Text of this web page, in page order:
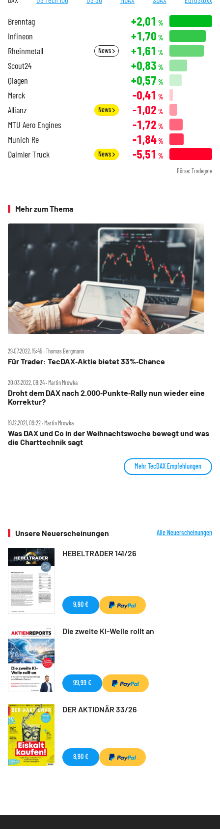
Brenntag +2,01 %
Infineon +1,70 %
Rheinmetall News +1,61 %
Scout24 +0,83 %
Qiagen +0,57 %
Merck -0,41 %
Allianz News -1,02 %
MTU Aero Engines -1,72 %
Munich Re -1,84%
Daimler Truck News -5,51 %
Börse: Tradegate
Mehr zum Thema
29.07.2022, 15:45 ‧ Thomas Bergmann
Für Trader: TecDAX‑Aktie bietet 33%‑Chance
20.03.2022, 09:24 ‧ Martin Mrowka
Droht dem DAX nach 2.000‑Punkte‑Rally nun wieder eine
Korrektur?
19.12.2021, 09:22 ‧ Martin Mrowka
Was DAX und Co in der Weihnachtswoche bewegt und was
die Charttechnik sagt
Mehr TecDAX Empfehlungen
Unsere Neuerscheinungen Alle Neuerscheinungen
HEBELTRADER 141/26
9,90 €
Die zweite KI-Welle rollt an
99,99 €
DER AKTIONÄR 33/26
8,90 €